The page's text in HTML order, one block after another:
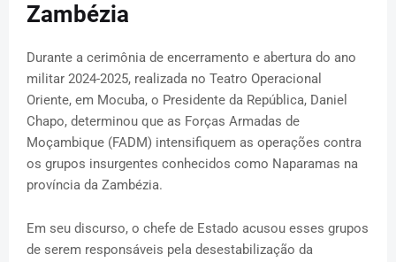
Zambézia
Durante a cerimônia de encerramento e abertura do ano
militar 2024-2025, realizada no Teatro Operacional
Oriente, em Mocuba, o Presidente da República, Daniel
Chapo, determinou que as Forças Armadas de
Moçambique (FADM) intensifiquem as operações contra
os grupos insurgentes conhecidos como Naparamas na
província da Zambézia.
Em seu discurso, o chefe de Estado acusou esses grupos
de serem responsáveis pela desestabilização da